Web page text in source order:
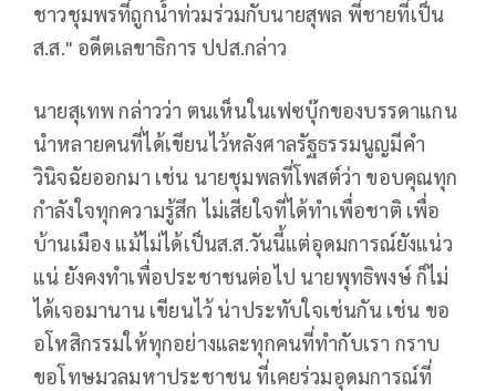
ชาวชุมพรที่ถูกน้ำท่วมร่วมกับนายสุพล พี่ชายที่เป็น
ส.ส." อดีตเลขาธิการ ปปส.กล่าว
นายสุเทพ กล่าวว่า ตนเห็นในเฟซบุ๊กของบรรดาแกน
นำหลายคนที่ได้เขียนไว้หลังศาลรัฐธรรมนูญมีคำ
วินิจฉัยออกมา เช่น นายชุมพลที่โพสต์ว่า ขอบคุณทุก
กำลังใจทุกความรู้สึก ไม่เสียใจที่ได้ทำเพื่อชาติ เพื่อ
บ้านเมือง แม้ไม่ได้เป็นส.ส.วันนี้แต่อุดมการณ์ยังแน่ว
แน่ ยังคงทำเพื่อประชาชนต่อไป นายพุทธิพงษ์ ก็ไม่
ได้เจอมานาน เขียนไว้ น่าประทับใจเช่นกัน เช่น ขอ
อโหสิกรรมให้ทุกอย่างและทุกคนที่ทำกับเรา กราบ
ขอโทษมวลมหาประชาชน ที่เคยร่วมอุดมการณ์ที่